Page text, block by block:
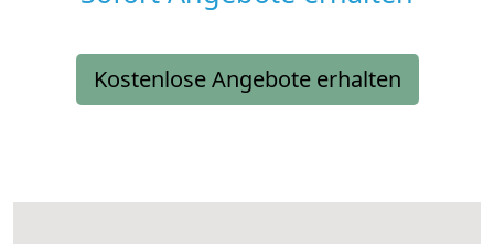
Kostenlose Angebote erhalten